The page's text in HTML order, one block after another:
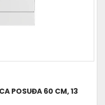
POSUĐA 60 CM, 13